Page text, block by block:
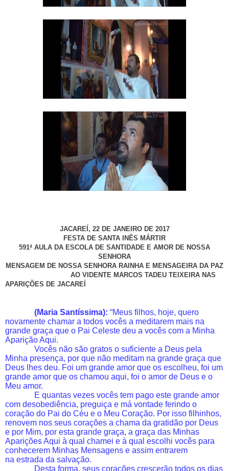
JACAREÍ, 22 DE JANEIRO DE 2017
FESTA DE SANTA INÊS MÁRTIR
591ª AULA DA ESCOLA DE SANTIDADE E AMOR DE NOSSA
SENHORA
MENSAGEM DE NOSSA SENHORA RAINHA E MENSAGEIRA DA PAZ
AO VIDENTE MARCOS TADEU TEIXEIRA NAS
APARIÇÕES DE JACAREÍ
(Maria Santíssima): “Meus filhos, hoje, quero
novamente chamar a todos vocês a meditarem mais na
grande graça que o Pai Celeste deu a vocês com a Minha
Aparição Aqui.
Vocês não são gratos o suficiente a Deus pela
Minha presença, por que não meditam na grande graça que
Deus lhes deu. Foi um grande amor que os escolheu, foi um
grande amor que os chamou aqui, foi o amor de Deus e o
Meu amor.
E quantas vezes vocês tem pago este grande amor
com desobediência, preguiça e má vontade ferindo o
coração do Pai do Céu e o Meu Coração. Por isso filhinhos,
renovem nos seus corações a chama da gratidão por Deus
e por Mim, por esta grande graça, a graça das Minhas
Aparições Aqui à qual chamei e à qual escolhi vocês para
conhecerem Minhas Mensagens e assim entrarem
na estrada da salvação.
Desta forma, seus corações crescerão todos os dias